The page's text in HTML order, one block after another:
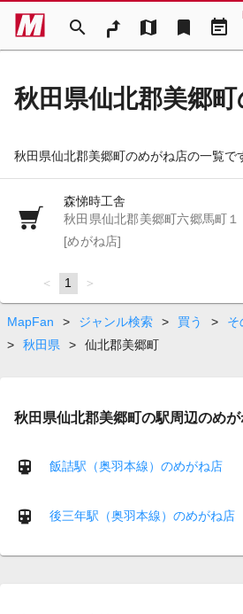
search map bookmark event_note
秋田県仙北郡美郷
秋田県仙北郡美郷町のめがね店の一覧で
森悌時工舎
秋田県仙北郡美郷町六郷馬町１
[めがね店]
page
You're
on
page
1 page
MapFan > ジャンル検索 > 買う >
>
秋田県 > 仙北郡美郷町
秋田県仙北郡美郷町の駅周辺のめ
飯詰駅（奥羽本線）のめがね店
後三年駅（奥羽本線）のめがね店